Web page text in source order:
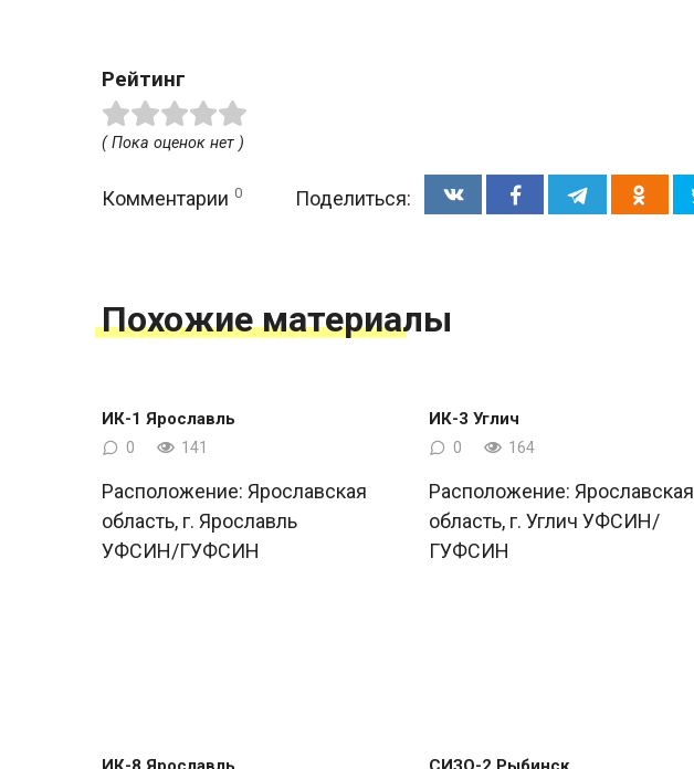
Рейтинг
( Пока оценок нет )
Комментарии 0 Поделиться:
Похожие материалы
ИК-1 Ярославль
0 141
Расположение: Ярославская
область, г. Ярославль
УФСИН/ГУФСИН
ИК-3 Углич
0 164
Расположение: Ярославская
область, г. Углич УФСИН/
ГУФСИН